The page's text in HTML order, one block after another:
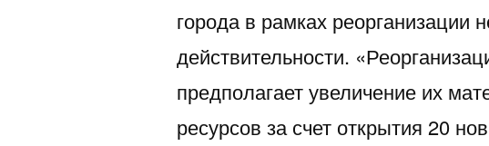
города в рамках реорганизации
действительности.
предполагает увеличение их
ресурсов за счет открытия 20